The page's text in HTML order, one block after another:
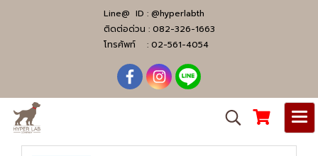
Line@ ID : @hyperlabth
ติดต่อด่วน : 082-326-1663
โทรศัพท์ : 02-561-4054